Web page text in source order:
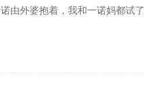
由外婆抱着，我和一诺妈都试